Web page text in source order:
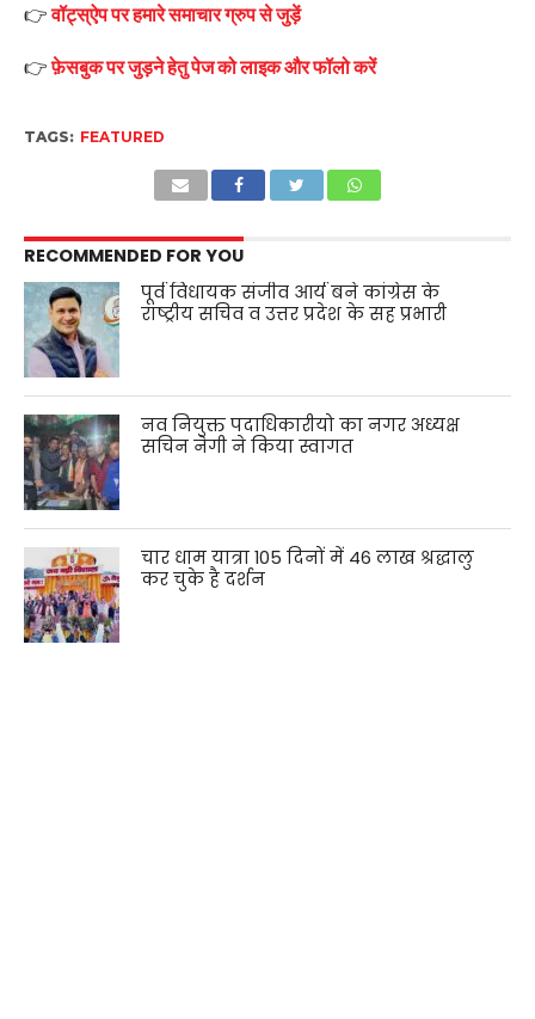
👉वॉट्स्ऐप पर हमारे समाचार ग्रुप से जुड़ें
👉फ़ेसबुक पर जुड़ने हेतु पेज को लाइक और फॉलो करें
TAGS: FEATURED
RECOMMENDED FOR YOU
पूर्व विधायक संजीव आर्य बने कांग्रेस के
राष्ट्रीय सचिव व उत्तर प्रदेश के सह प्रभारी
नव नियुक्त पदाधिकारीयो का नगर अध्यक्ष
सचिन नेगी ने किया स्वागत
चार धाम यात्रा 105 दिनों में 46 लाख श्रद्धालु
कर चुके है दर्शन